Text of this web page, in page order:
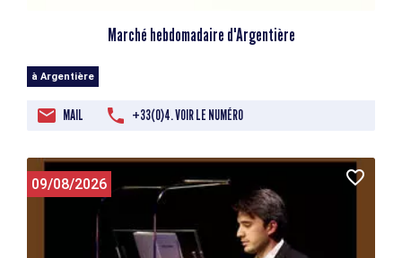
Marché hebdomadaire d'Argentière
à Argentière
MAIL +33(0)4. VOIR LE NUMÉRO
09/08/2026